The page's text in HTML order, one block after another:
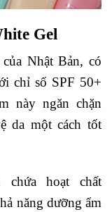
Gel
Nhật Bản, có
chỉ số SPF 50+
này ngăn chặn
da một cách tốt
chứa hoạt chất
năng dưỡng ẩm